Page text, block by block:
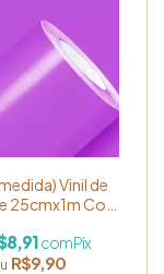
Vinil de
25cmx1m Cor
R$9,90
comPix